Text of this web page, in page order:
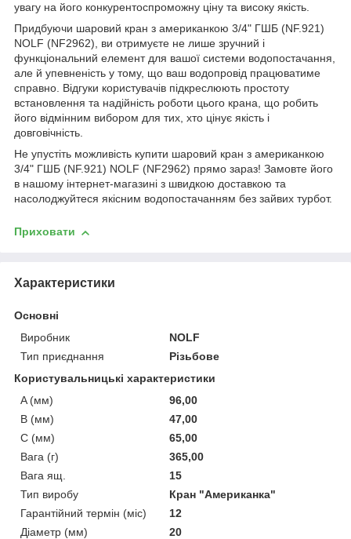
увагу на його конкурентоспроможну ціну та високу якість.
Придбуючи шаровий кран з американкою 3/4" ГШБ (NF.921)
NOLF (NF2962), ви отримуєте не лише зручний і
функціональний елемент для вашої системи водопостачання,
але й упевненість у тому, що ваш водопровід працюватиме
справно. Відгуки користувачів підкреслюють простоту
встановлення та надійність роботи цього крана, що робить
його відмінним вибором для тих, хто цінує якість і
довговічність.
Не упустіть можливість купити шаровий кран з американкою
3/4" ГШБ (NF.921) NOLF (NF2962) прямо зараз! Замовте його
в нашому інтернет-магазині з швидкою доставкою та
насолоджуйтеся якісним водопостачанням без зайвих турбот.
Приховати
Характеристики
Основні
Виробник
NOLF
Тип приєднання
Різьбове
Користувальницькі характеристики
A (мм)
96,00
B (мм)
47,00
C (мм)
65,00
Вага (г)
365,00
Вага ящ.
15
Тип виробу
Кран "Американка"
Гарантійний термін (міс)
12
Діаметр (мм)
20